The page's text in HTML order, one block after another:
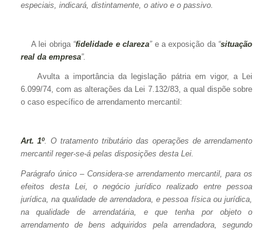
especiais, indicará, distintamente, o ativo e o passivo.
A lei obriga“fidelidade e clareza” e a exposição da“situação
real da empresa”.
Avulta a importância da legislação pátria em vigor, a Lei
6.099/74, com as alterações da Lei 7.132/83, a qual dispõe sobre
o caso específico de arrendamento mercantil:
Art. 1º. O tratamento tributário das operações de arrendamento
mercantil reger-se-á pelas disposições desta Lei.
Parágrafo único – Considera-se arrendamento mercantil, para os
efeitos desta Lei, o negócio jurídico realizado entre pessoa
jurídica, na qualidade de arrendadora, e pessoa física ou jurídica,
na qualidade de arrendatária, e que tenha por objeto o
arrendamento de bens adquiridos pela arrendadora, segundo